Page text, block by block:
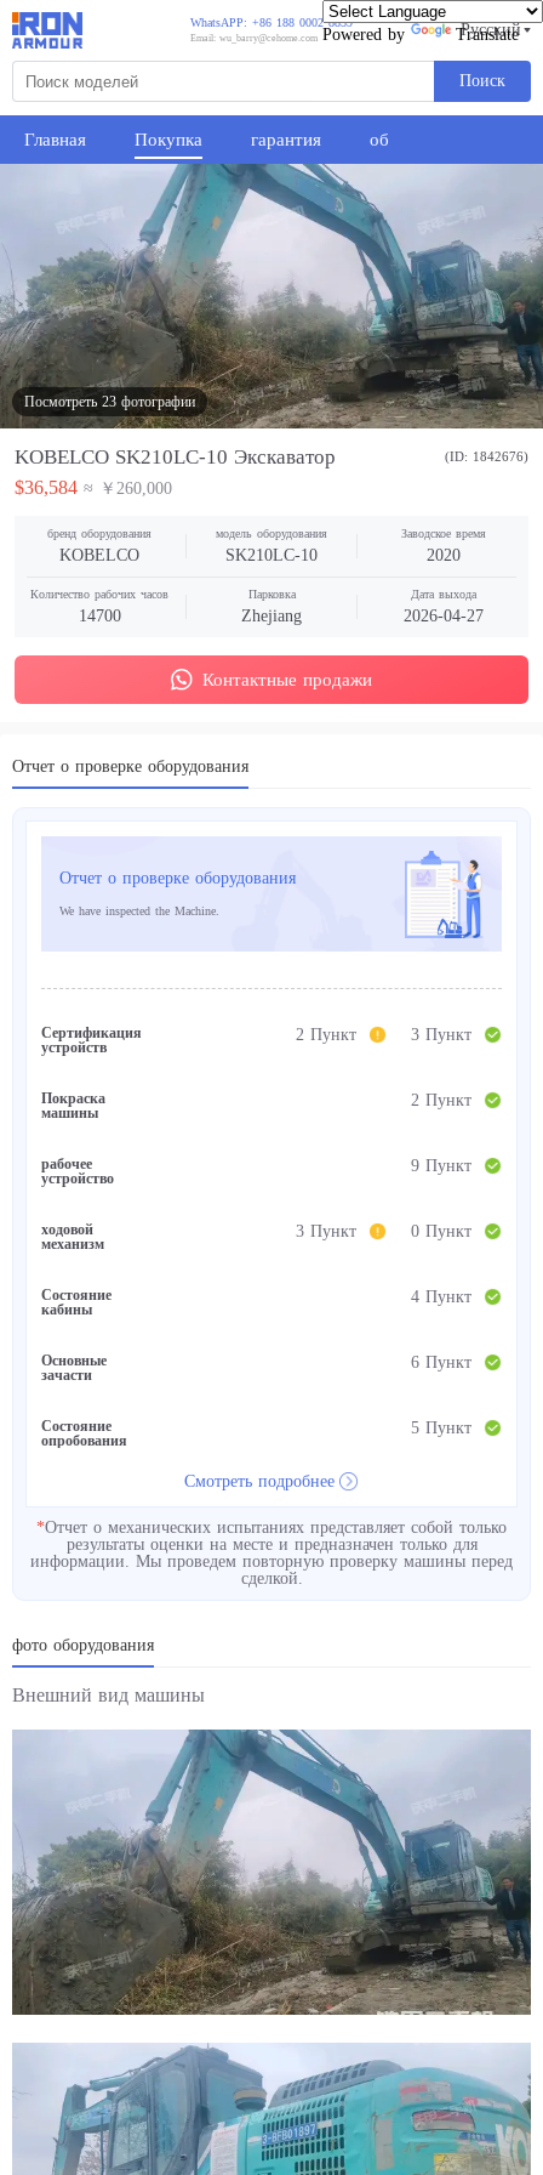
Powered by Translate
Поиск
WhatsAPP: +86 188 0002 8859
Email: wu_barry@cehome.com Русский
Главная Покупка гарантия об
Посмотреть 23 фотографии
KOBELCO SK210LC-10 Экскаватор (ID: 1842676)
$36,584 ≈ ￥260,000
бренд оборудования
KOBELCO
модель оборудования
SK210LC-10
Заводское время
2020
Количество рабочих часов
14700
Парковка
Zhejiang
Дата выхода
2026-04-27
Контактные продажи
Отчет о проверке оборудования
Отчет о проверке оборудования
We have inspected the Machine.
Сертификация
устройств
3 Пункт
2 Пункт
Покраска
машины
2 Пункт
рабочее
устройство
9 Пункт
ходовой
механизм
0 Пункт
3 Пункт
Состояние
кабины
4 Пункт
Основные
зачасти
6 Пункт
Состояние
опробования
5 Пункт
Смотреть подробнее
*Отчет о механических испытаниях представляет собой только
результаты оценки на месте и предназначен только для
информации. Мы проведем повторную проверку машины перед
сделкой.
фото оборудования
Внешний вид машины